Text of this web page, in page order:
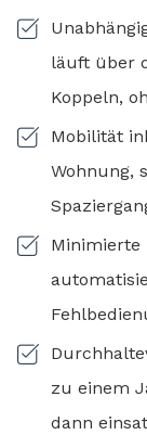
läuft über
Koppeln,
Mobilität
Wohnung,
Minimierte
zu einem
dann